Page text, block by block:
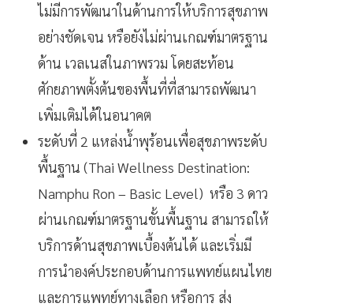
ไม่มีการพัฒนาในด้านการให้บริการสุขภาพ
อย่างชัดเจน หรือยังไม่ผ่านเกณฑ์มาตรฐาน
ด้าน เวลเนสในภาพรวม โดยสะท้อน
ศักยภาพตั้งต้นของพื้นที่ที่สามารถพัฒนา
เพิ่มเติมได้ในอนาคต
ระดับที่ 2 แหล่งน้ำพุร้อนเพื่อสุขภาพระดับ
พื้นฐาน (Thai Wellness Destination:
Namphu Ron – Basic Level) หรือ 3 ดาว
ผ่านเกณฑ์มาตรฐานขั้นพื้นฐาน สามารถให้
บริการด้านสุขภาพเบื้องต้นได้ และเริ่มมี
การนำองค์ประกอบด้านการแพทย์แผนไทย
และการแพทย์ทางเลือก หรือการ ส่ง